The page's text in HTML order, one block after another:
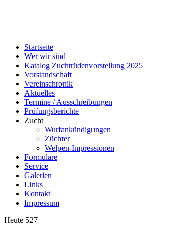
Startseite
Wer wir sind
Katalog Zuchtrüdenvorstellung 2025
Vorstandschaft
Vereinschronik
Aktuelles
Termine / Ausschreibungen
Prüfungsberichte
Zucht
Wurfankündigungen
Züchter
Welpen-Impressionen
Formulare
Service
Galerien
Links
Kontakt
Impressum
Heute 527